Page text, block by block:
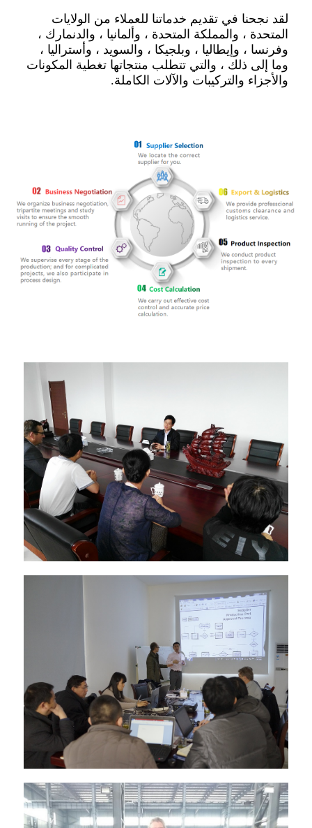
لقد نجحنا في تقديم خدماتنا للعملاء من الولايات
المتحدة ، والمملكة المتحدة ، وألمانيا ، والدنمارك ،
وفرنسا ، وإيطاليا ، وبلجيكا ، والسويد ، وأستراليا ،
وما إلى ذلك ، والتي تتطلب منتجاتها تغطية المكونات
والأجزاء والتركيبات والآلات الكاملة.